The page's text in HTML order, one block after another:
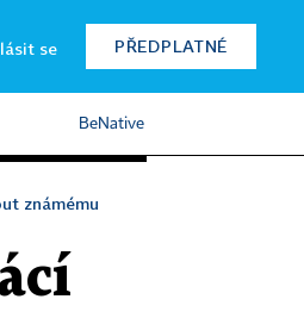
se PŘEDPLATNÉ
BeNative
známému